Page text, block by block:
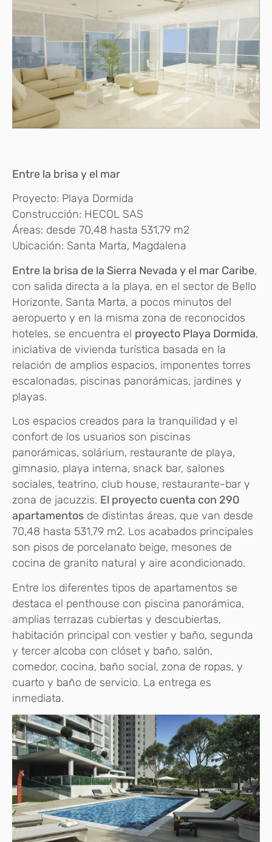
Entre la brisa y el mar
Proyecto: Playa Dormida
Construcción: HECOL SAS
Áreas: desde 70,48 hasta 531,79 m2
Ubicación: Santa Marta, Magdalena
Entre la brisa de la Sierra Nevada y el mar Caribe,
con salida directa a la playa, en el sector de Bello
Horizonte, Santa Marta, a pocos minutos del
aeropuerto y en la misma zona de reconocidos
hoteles, se encuentra el proyecto Playa Dormida,
iniciativa de vivienda turística basada en la
relación de amplios espacios, imponentes torres
escalonadas, piscinas panorámicas, jardines y
playas.
Los espacios creados para la tranquilidad y el
confort de los usuarios son piscinas
panorámicas, solárium, restaurante de playa,
gimnasio, playa interna, snack bar, salones
sociales, teatrino, club house, restaurante-bar y
zona de jacuzzis. El proyecto cuenta con 290
apartamentos de distintas áreas, que van desde
70,48 hasta 531,79 m2. Los acabados principales
son pisos de porcelanato beige, mesones de
cocina de granito natural y aire acondicionado.
Entre los diferentes tipos de apartamentos se
destaca el penthouse con piscina panorámica,
amplias terrazas cubiertas y descubiertas,
habitación principal con vestier y baño, segunda
y tercer alcoba con clóset y baño, salón,
comedor, cocina, baño social, zona de ropas, y
cuarto y baño de servicio. La entrega es
inmediata.